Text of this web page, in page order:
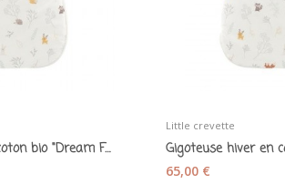
Gigoteuse hiver en coton bio "Dream Forest"...
Little crevette
65,00 €